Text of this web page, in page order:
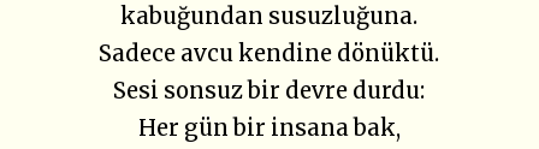
kabuğundan susuzluğuna.
Sadece avcu kendine dönüktü.
Sesi sonsuz bir devre durdu:
Her gün bir insana bak,